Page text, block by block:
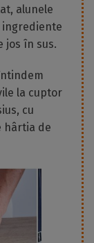
alunele
ingrediente
jos în sus.
la cuptor
cu
hârtia de